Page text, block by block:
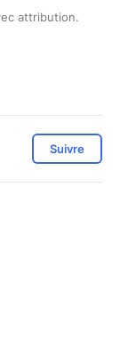
attribution.
Suivre